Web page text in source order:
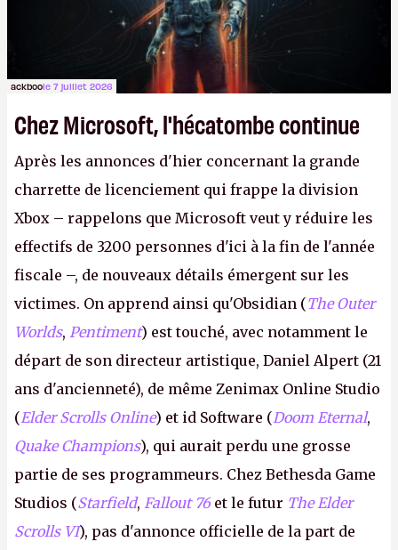
ackboole 7 juillet 2026
Chez Microsoft, l'hécatombe continue
Après les annonces d'hier concernant la grande
charrette de licenciement qui frappe la division
Xbox – rappelons que Microsoft veut y réduire les
effectifs de 3200 personnes d'ici à la fin de l'année
fiscale –, de nouveaux détails émergent sur les
victimes. On apprend ainsi qu'Obsidian (The Outer
Worlds, Pentiment) est touché, avec notamment le
départ de son directeur artistique, Daniel Alpert (21
ans d'ancienneté), de même Zenimax Online Studio
(Elder Scrolls Online) et id Software (Doom Eternal,
Quake Champions), qui aurait perdu une grosse
partie de ses programmeurs. Chez Bethesda Game
Studios (Starfield, Fallout 76 et le futur The Elder
Scrolls VI), pas d'annonce officielle de la part de